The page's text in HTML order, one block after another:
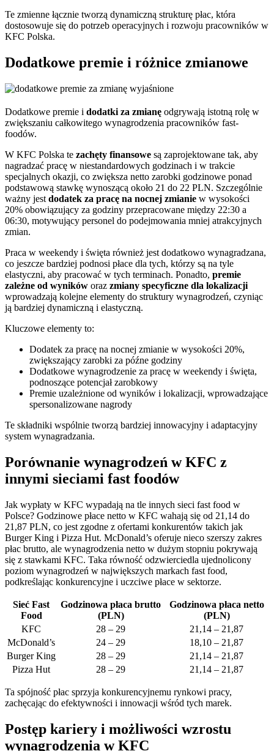
Te zmienne łącznie tworzą dynamiczną strukturę płac, która
dostosowuje się do potrzeb operacyjnych i rozwoju pracowników w
KFC Polska.
Dodatkowe premie i różnice zmianowe
Dodatkowe premie i dodatki za zmianę odgrywają istotną rolę w
zwiększaniu całkowitego wynagrodzenia pracowników fast-
foodów.
W KFC Polska te zachęty finansowe są zaprojektowane tak, aby
nagradzać pracę w niestandardowych godzinach i w trakcie
specjalnych okazji, co zwiększa netto zarobki godzinowe ponad
podstawową stawkę wynoszącą około 21 do 22 PLN. Szczególnie
ważny jest dodatek za pracę na nocnej zmianie w wysokości
20% obowiązujący za godziny przepracowane między 22:30 a
06:30, motywujący personel do podejmowania mniej atrakcyjnych
zmian.
Praca w weekendy i święta również jest dodatkowo wynagradzana,
co jeszcze bardziej podnosi płace dla tych, którzy są na tyle
elastyczni, aby pracować w tych terminach. Ponadto, premie
zależne od wyników oraz zmiany specyficzne dla lokalizacji
wprowadzają kolejne elementy do struktury wynagrodzeń, czyniąc
ją bardziej dynamiczną i elastyczną.
Kluczowe elementy to:
Dodatek za pracę na nocnej zmianie w wysokości 20%,
zwiększający zarobki za późne godziny
Dodatkowe wynagrodzenie za pracę w weekendy i święta,
podnoszące potencjał zarobkowy
Premie uzależnione od wyników i lokalizacji, wprowadzające
spersonalizowane nagrody
Te składniki wspólnie tworzą bardziej innowacyjny i adaptacyjny
system wynagradzania.
Porównanie wynagrodzeń w KFC z
innymi sieciami fast foodów
Jak wypłaty w KFC wypadają na tle innych sieci fast food w
Polsce? Godzinowe płace netto w KFC wahają się od 21,14 do
21,87 PLN, co jest zgodne z ofertami konkurentów takich jak
Burger King i Pizza Hut. McDonald’s oferuje nieco szerszy zakres
płac brutto, ale wynagrodzenia netto w dużym stopniu pokrywają
się z stawkami KFC. Taka równość odzwierciedla ujednolicony
poziom wynagrodzeń w największych markach fast food,
podkreślając konkurencyjne i uczciwe płace w sektorze.
Sieć Fast
Food
Godzinowa płaca brutto
(PLN)
Godzinowa płaca netto
(PLN)
KFC
28 – 29
21,14 – 21,87
McDonald’s
24 – 29
18,10 – 21,87
Burger King
28 – 29
21,14 – 21,87
Pizza Hut
28 – 29 21,14 – 21,87
Ta spójność płac sprzyja konkurencyjnemu rynkowi pracy,
zachęcając do efektywności i innowacji wśród tych marek.
Postęp kariery i możliwości wzrostu
wynagrodzenia w KFC